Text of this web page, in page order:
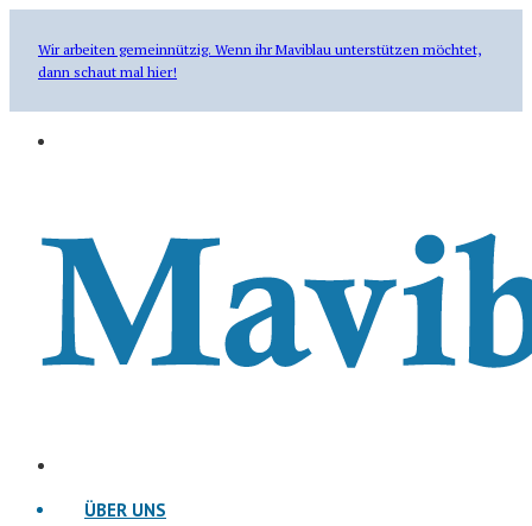
Wir arbeiten gemeinnützig. Wenn ihr Maviblau unterstützen möchtet,
dann schaut mal hier!
ÜBER UNS